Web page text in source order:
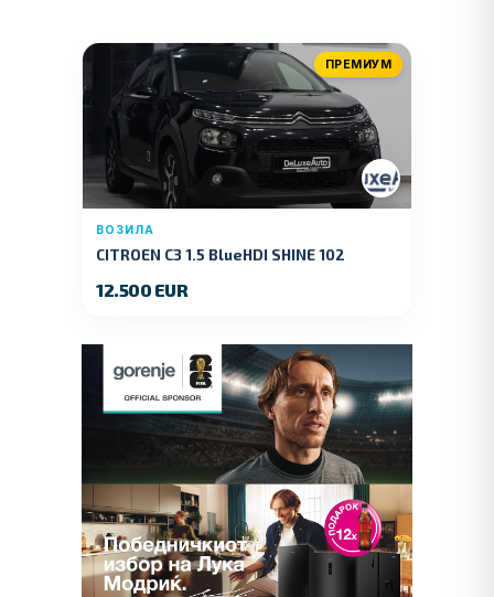
ПРЕМИУМ
ВОЗИЛА
CITROEN C3 1.5 BlueHDI SHINE 102
12.500 EUR